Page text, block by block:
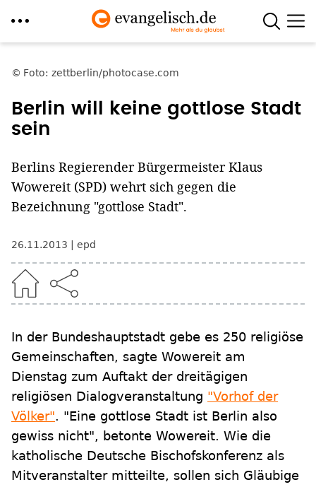
zumFoto: zettberlin/photocase.com
Berlin will keine gottlose Stadt
sein
Berlins Regierender Bürgermeister Klaus
Wowereit (SPD) wehrt sich gegen die
Bezeichnung "gottlose Stadt".
26.11.2013 epd
In der Bundeshauptstadt gebe es 250 religiöse
Gemeinschaften, sagte Wowereit am
Dienstag zum Auftakt der dreitägigen
religiösen Dialogveranstaltung "Vorhof der
Völker". "Eine gottlose Stadt ist Berlin also
gewiss nicht", betonte Wowereit. Wie die
katholische Deutsche Bischofskonferenz als
Mitveranstalter mitteilte, sollen sich Gläubige